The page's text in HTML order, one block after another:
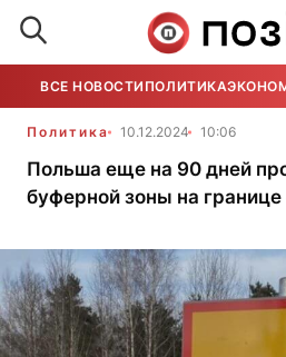
ВСЕ НОВОСТИ ПОЛИТИКА
Политика 10.12.2024 10:06
Польша еще на 90 дней
буферной зоны на